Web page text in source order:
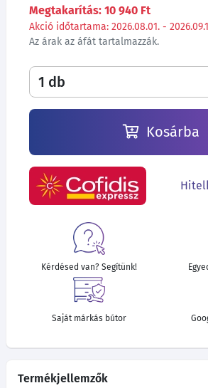
Megtakarítás: 10 940 Ft
Akció időtartama: 2026.08.01. -
Az árak az áfát tartalmazzák.
Kosárba
Kérdésed van? Segítünk!
Saját márkás bútor
Termékjellemzők